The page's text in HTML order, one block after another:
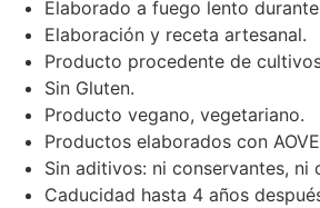
Elaborado a fuego lento
Elaboración y receta artesanal.
Producto procedente de
Sin Gluten.
Producto vegano, vegetariano.
Productos elaborados con
Sin aditivos: ni conservantes, ni
Caducidad hasta 4 años